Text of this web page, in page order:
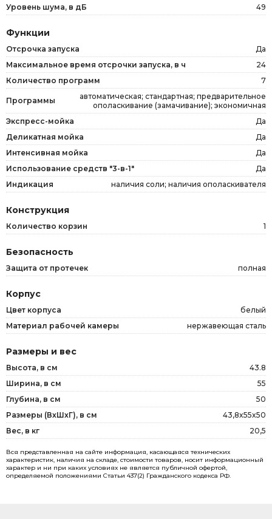
Уровень шума, в дБ
49
Функции
Отсрочка запуска
Да
Максимальное время отсрочки запуска, в ч
24
Количество программ
7
Программы
автоматическая; стандартная; предварительное
ополаскивание (замачивание); экономичная
Экспресс-мойка
Да
Деликатная мойка
Да
Интенсивная мойка
Да
Использование средств "3-в-1"
Да
Индикация
наличия соли; наличия ополаскивателя
Конструкция
Количество корзин 1
Безопасность
Защита от протечек полная
Корпус
Цвет корпуса
белый
Материал рабочей камеры
нержавеющая сталь
Размеры и вес
Высота, в см
43.8
Ширина, в см
55
Глубина, в см
50
Размеры (ВxШxГ), в см
43,8x55x50
Вес, в кг
20,5
Вся представленная на сайте информация, касающаяся технических
характеристик, наличия на складе, стоимости товаров, носит информационный
характер и ни при каких условиях не является публичной офертой,
определяемой положениями Статьи 437(2) Гражданского кодекса РФ.